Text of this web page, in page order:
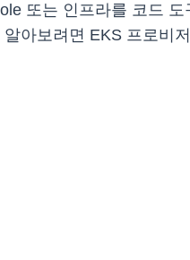
또는 인프라를 코드
아보려면 EKS 프로비